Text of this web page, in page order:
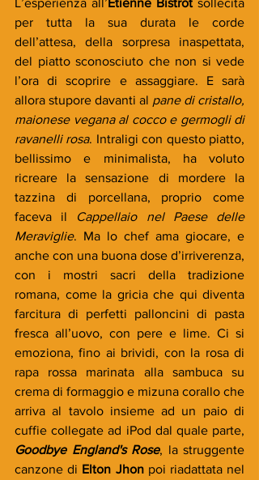
per tutta la sua durata le corde
dell’attesa, della sorpresa inaspettata,
del piatto sconosciuto che non si vede
l’ora di scoprire e assaggiare. E sarà
allora stupore davanti al pane di cristallo,
maionese vegana al cocco e germogli di
ravanelli rosa. Intraligi con questo piatto,
bellissimo e minimalista, ha voluto
ricreare la sensazione di mordere la
tazzina di porcellana, proprio come
faceva il Cappellaio nel Paese delle
Meraviglie. Ma lo chef ama giocare, e
anche con una buona dose d’irriverenza,
con i mostri sacri della tradizione
romana, come la gricia che qui diventa
farcitura di perfetti palloncini di pasta
fresca all’uovo, con pere e lime. Ci si
emoziona, fino ai brividi, con la rosa di
rapa rossa marinata alla sambuca su
crema di formaggio e mizuna corallo che
arriva al tavolo insieme ad un paio di
Goodbye England's Rose, la struggente
canzone di Elton Jhon poi riadattata nel